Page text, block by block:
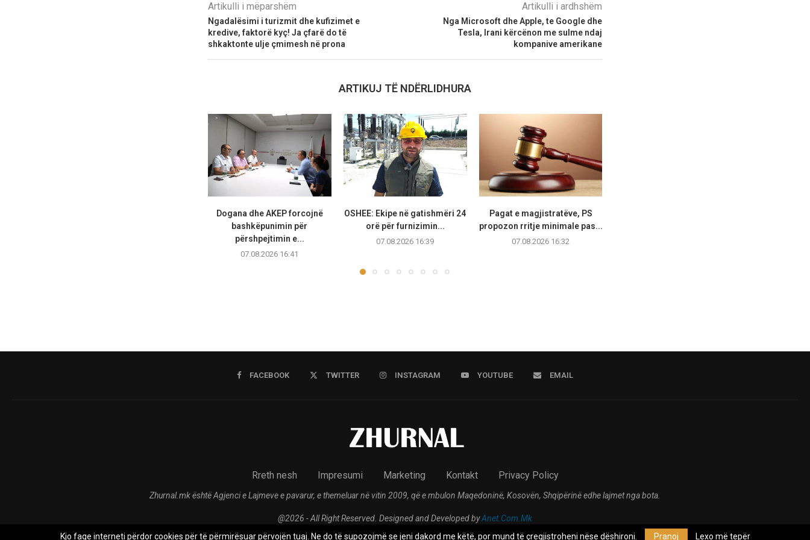
Artikulli i mëparshëm
Ngadalësimi i turizmit dhe kufizimet e
kredive, faktorë kyç! Ja çfarë do të
shkaktonte ulje çmimesh në prona
Artikulli i ardhshëm
Nga Microsoft dhe Apple, te Google dhe
Tesla, Irani kërcënon me sulme ndaj
kompanive amerikane
ARTIKUJ TË NDËRLIDHURA
Dogana dhe AKEP forcojnë
bashkëpunimin për
përshpejtimin e...
07.08.2026 16:41
OSHEE: Ekipe në gatishmëri 24
orë për furnizimin...
07.08.2026 16:39
Pagat e magjistratëve, PS
propozon rritje minimale pas...
07.08.2026 16:32
FACEBOOK TWITTER INSTAGRAM YOUTUBE EMAIL
Rreth nesh Impresumi Marketing Kontakt Privacy Policy
Zhurnal.mk është Agjenci e Lajmeve e pavarur, e themeluar në vitin 2009, që e mbulon Maqedoninë, Kosovën, Shqipërinë edhe lajmet nga bota.
@2026 - All Right Reserved. Designed and Developed byAnet.Com.Mk
Kjo faqe interneti përdor cookies për të përmirësuar përvojën tuaj. Ne do të supozojmë se jeni dakord me këtë, por mund të çregjistroheni nëse dëshironi.
Pranoj Lexo më tepër